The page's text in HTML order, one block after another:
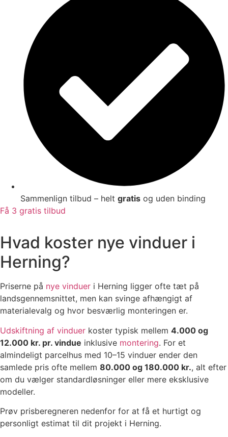
Sammenlign tilbud – helt gratis og uden binding
Få 3 gratis tilbud
Hvad koster nye vinduer i
Herning?
Priserne på nye vinduer i Herning ligger ofte tæt på
landsgennemsnittet, men kan svinge afhængigt af
materialevalg og hvor besværlig monteringen er.
Udskiftning af vinduer koster typisk mellem 4.000 og
12.000 kr. pr. vindue inklusive montering. For et
almindeligt parcelhus med 10–15 vinduer ender den
samlede pris ofte mellem 80.000 og 180.000 kr., alt efter
om du vælger standardløsninger eller mere eksklusive
modeller.
Prøv prisberegneren nedenfor for at få et hurtigt og
personligt estimat til dit projekt i Herning.